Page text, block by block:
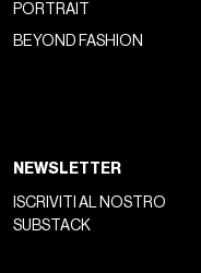
PORTRAIT
BEYOND FASHION
NEWSLETTER
ISCRIVITI AL NOSTRO
SUBSTACK